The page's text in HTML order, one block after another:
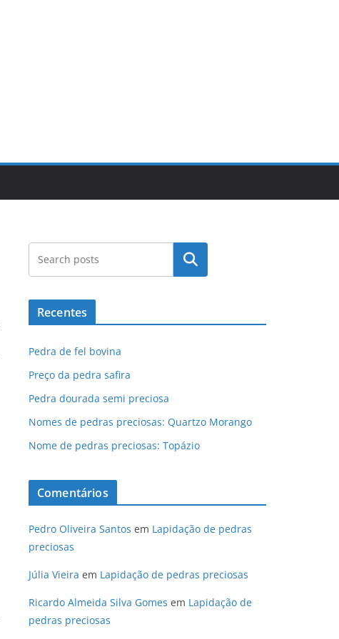
Pesquisar
Recentes
Pedra de fel bovina
Preço da pedra safira
Pedra dourada semi preciosa
Nomes de pedras preciosas: Quartzo Morango
Nome de pedras preciosas: Topázio
Comentários
Pedro Oliveira Santos em Lapidação de pedras
preciosas
Júlia Vieira em Lapidação de pedras preciosas
Ricardo Almeida Silva Gomes em Lapidação de
pedras preciosas